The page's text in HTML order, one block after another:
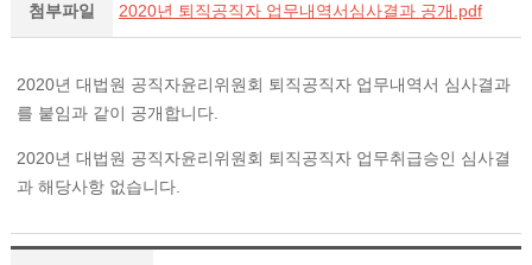
첨부파일 2020년 퇴직공직자 업무내역서심사결과 공개.pdf
2020년 대법원 공직자윤리위원회 퇴직공직자 업무내역서 심사결과
를 붙임과 같이 공개합니다.
2020년 대법원 공직자윤리위원회 퇴직공직자 업무취급승인 심사결
과 해당사항 없습니다.